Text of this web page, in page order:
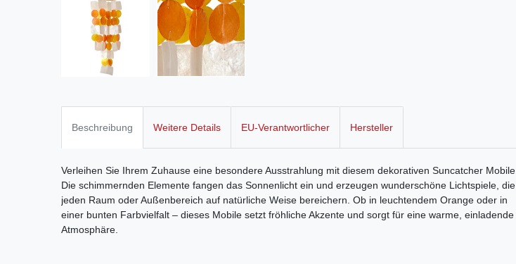
Beschreibung Weitere Details EU-Verantwortlicher Hersteller
Verleihen Sie Ihrem Zuhause eine besondere Ausstrahlung mit diesem dekorativen Suncatcher Mobile.
Die schimmernden Elemente fangen das Sonnenlicht ein und erzeugen wunderschöne Lichtspiele, die
jeden Raum oder Außenbereich auf natürliche Weise bereichern. Ob in leuchtendem Orange oder in
einer bunten Farbvielfalt – dieses Mobile setzt fröhliche Akzente und sorgt für eine warme, einladende
Atmosphäre.